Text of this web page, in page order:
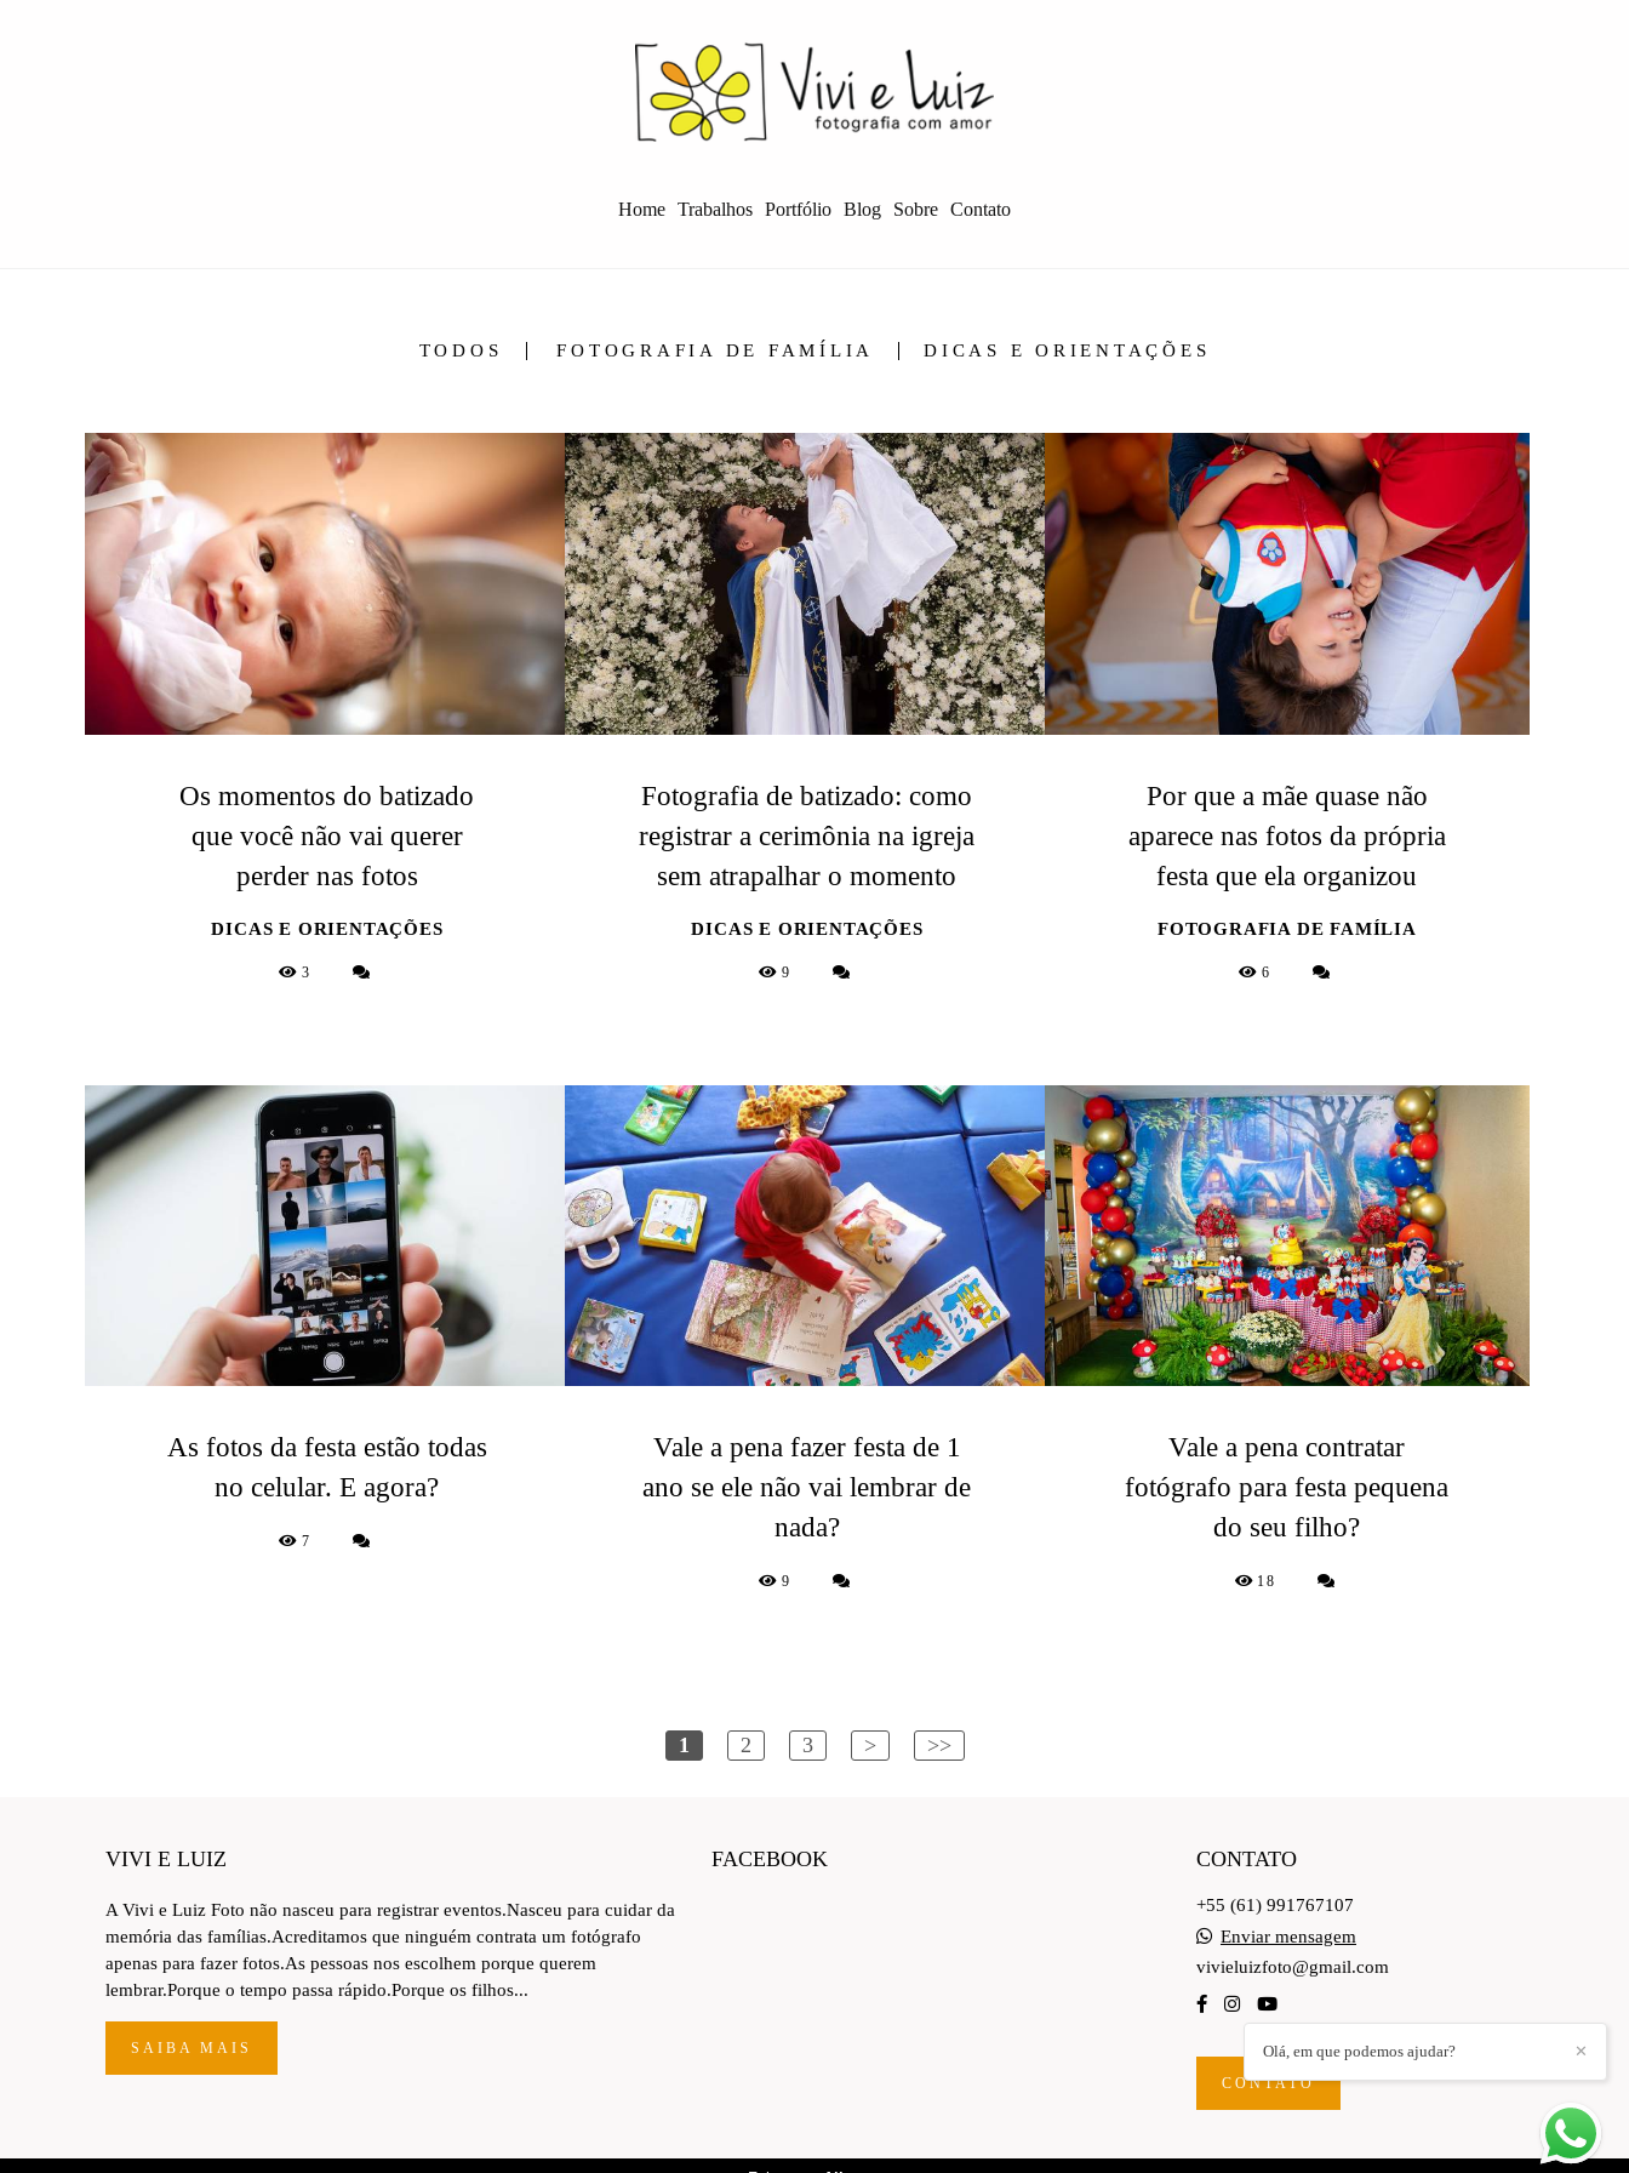
Home Trabalhos Portfólio Blog Sobre Contato
TODOS FOTOGRAFIA DE FAMÍLIA DICAS E ORIENTAÇÕES
Os momentos do batizado
que você não vai querer
perder nas fotos
DICAS E ORIENTAÇÕES
3
Fotografia de batizado: como
registrar a cerimônia na igreja
sem atrapalhar o momento
DICAS E ORIENTAÇÕES
9
Por que a mãe quase não
aparece nas fotos da própria
festa que ela organizou
FOTOGRAFIA DE FAMÍLIA
6
As fotos da festa estão todas
no celular. E agora?
7
Vale a pena fazer festa de 1
ano se ele não vai lembrar de
nada?
9
Vale a pena contratar
fotógrafo para festa pequena
do seu filho?
18
1 2 3 > >>
VIVI E LUIZ
A Vivi e Luiz Foto não nasceu para registrar eventos.Nasceu para cuidar da
memória das famílias.Acreditamos que ninguém contrata um fotógrafo
apenas para fazer fotos.As pessoas nos escolhem porque querem
lembrar.Porque o tempo passa rápido.Porque os filhos...
SAIBA MAIS
FACEBOOK CONTATO
+55 (61) 991767107
Enviar mensagem
vivieluizfoto@gmail.com
CONTATO
✕
Olá, em que podemos ajudar?